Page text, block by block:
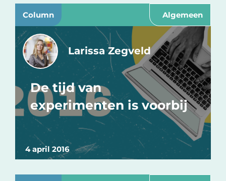
Column Algemeen
4 april 2016
Larissa Zegveld
De tijd van
experimenten is voorbij